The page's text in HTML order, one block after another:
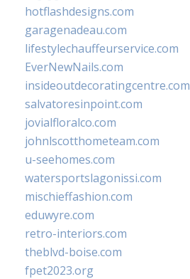
hotflashdesigns.com
garagenadeau.com
lifestylechauffeurservice.com
EverNewNails.com
insideoutdecoratingcentre.com
salvatoresinpoint.com
jovialfloralco.com
johnlscotthometeam.com
u-seehomes.com
watersportslagonissi.com
mischieffashion.com
eduwyre.com
retro-interiors.com
theblvd-boise.com
fpet2023.org